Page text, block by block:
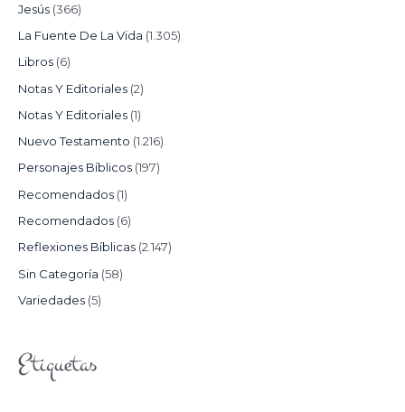
Jesús (366)
La Fuente De La Vida (1.305)
Libros (6)
Notas Y Editoriales (2)
Notas Y Editoriales (1)
Nuevo Testamento (1.216)
Personajes Bíblicos (197)
Recomendados (1)
Recomendados (6)
Reflexiones Bíblicas (2.147)
Sin Categoría (58)
Variedades (5)
Etiquetas